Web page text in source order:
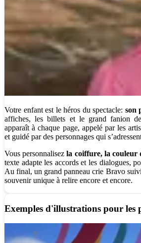
Votre enfant est le héros du spectacle: son
affiches, les billets et le grand fanion
apparaît à chaque page, appelé par les
et guidé par des personnages qui
Vous personnalisezla coiffure, la couleur
texte adapte les accords et les dialogues,
Au final, un grand panneau crie Bravo
souvenir unique à relire encore et encore.
Exemples d'illustrations pour les